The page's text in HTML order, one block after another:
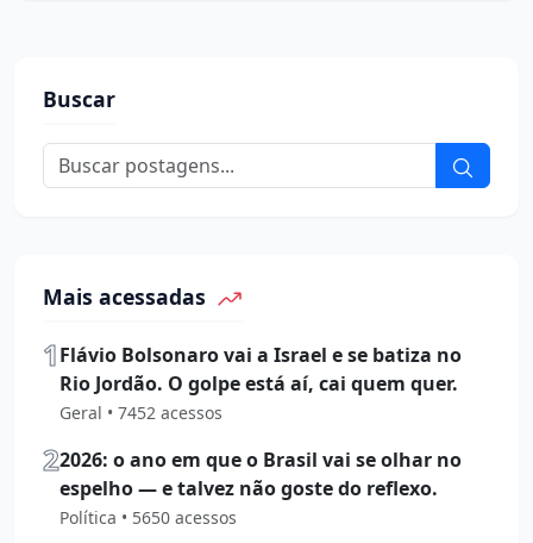
Buscar
Mais acessadas
1Flávio Bolsonaro vai a Israel e se batiza no
Rio Jordão. O golpe está aí, cai quem quer.
Geral • 7452 acessos
22026: o ano em que o Brasil vai se olhar no
espelho — e talvez não goste do reflexo.
Política • 5650 acessos